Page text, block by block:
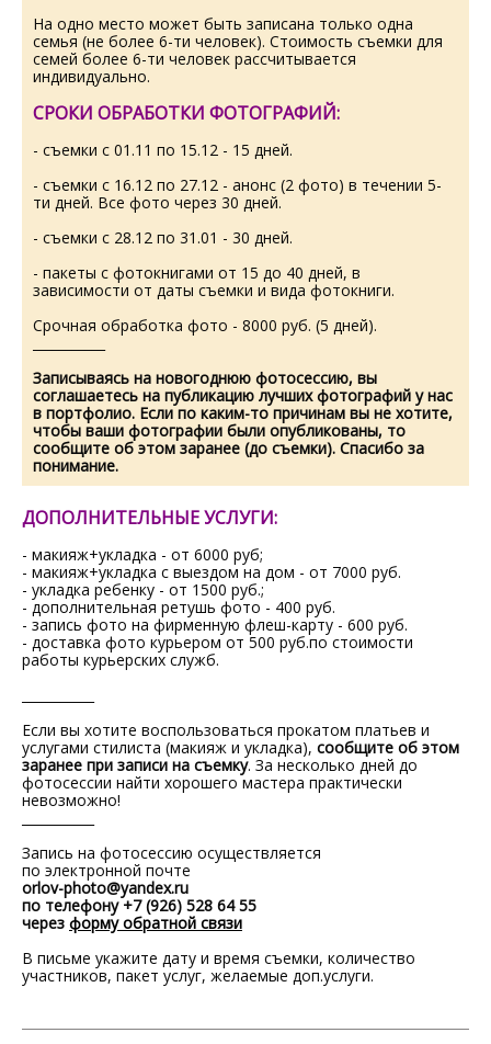
На одно место может быть записана только одна
семья (не более 6-ти человек). Стоимость съемки для
семей более 6-ти человек рассчитывается
индивидуально.
СРОКИ ОБРАБОТКИ ФОТОГРАФИЙ:
- съемки с 01.11 по 15.12 - 15 дней.
- съемки с 16.12 по 27.12 - анонс (2 фото) в течении 5-
ти дней. Все фото через 30 дней.
- съемки с 28.12 по 31.01 - 30 дней.
- пакеты с фотокнигами от 15 до 40 дней, в
зависимости от даты съемки и вида фотокниги.
Срочная обработка фото - 8000 руб. (5 дней).
___________
Записываясь на новогоднюю фотосессию, вы
соглашаетесь на публикацию лучших фотографий у нас
в портфолио. Если по каким-то причинам вы не хотите,
чтобы ваши фотографии были опубликованы, то
сообщите об этом заранее (до съемки). Спасибо за
понимание.
ДОПОЛНИТЕЛЬНЫЕ УСЛУГИ:
- макияж+укладка - от 6000 руб;
- макияж+укладка с выездом на дом - от 7000 руб.
- укладка ребенку - от 1500 руб.;
- дополнительная ретушь фото - 400 руб.
- запись фото на фирменную флеш-карту - 600 руб.
- доставка фото курьером от 500 руб.по стоимости
работы курьерских служб.
Если вы хотите воспользоваться прокатом платьев и
услугами стилиста (макияж и укладка), сообщите об этом
заранее при записи на съемку. За несколько дней до
фотосессии найти хорошего мастера практически
невозможно!
Запись на фотосессию осуществляется
по электронной почте
orlov-photo@yandex.ru
по телефону +7 (926) 528 64 55
через форму обратной связи
В письме укажите дату и время съемки, количество
участников, пакет услуг, желаемые доп.услуги.